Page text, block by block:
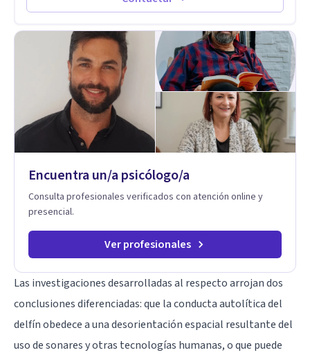
el primer contacto
Encuentra un/a psicólogo/a
Consulta profesionales verificados con atención online y
presencial.
Ver profesionales
Las investigaciones desarrolladas al respecto arrojan dos
conclusiones diferenciadas: que la conducta autolítica del
delfín obedece a una desorientación espacial resultante del
uso de sonares y otras tecnologías humanas, o que puede